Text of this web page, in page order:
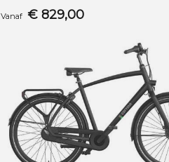
Vanaf € 829,00